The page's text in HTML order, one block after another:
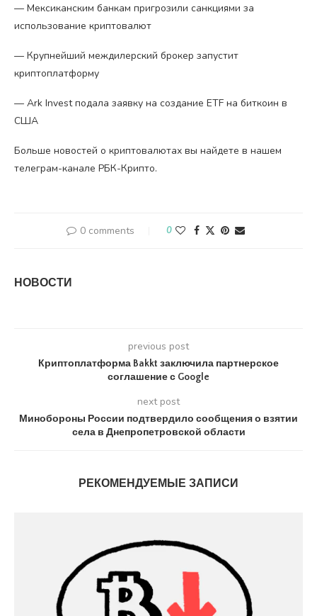
— Мексиканским банкам пригрозили санкциями за
использование криптовалют
— Крупнейший междилерский брокер запустит
криптоплатформу
— Ark Invest подала заявку на создание ETF на биткоин в
США
Больше новостей о криптовалютах вы найдете в нашем
телеграм-канале РБК-Крипто.
0 comments 0
НОВОСТИ
previous post
Криптоплатформа Bakkt заключила партнерское
соглашение с Google
next post
Минобороны России подтвердило сообщения о взятии
села в Днепропетровской области
РЕКОМЕНДУЕМЫЕ ЗАПИСИ